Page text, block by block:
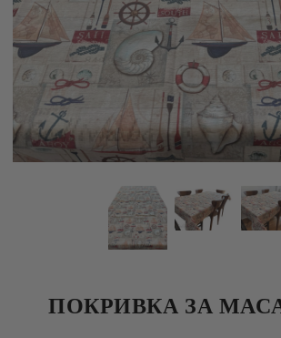
ПОКРИВКА ЗА